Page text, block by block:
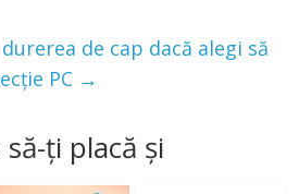
de cap dacă alegi să
PC →
ți placă și